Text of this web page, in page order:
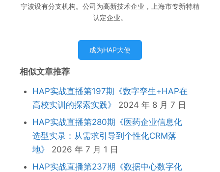
宁波设有分支机构。公司为高新技术企业，上海市专新特精
认定企业。
成为HAP大使
相似文章推荐
HAP实战直播第197期《数字孪生+HAP在
高校实训的探索实践》
2024 年 8 月 7 日
HAP实战直播第280期《医药企业信息化
选型实录：从需求引导到个性化CRM落
地》
2026 年 7 月 1 日
HAP实战直播第237期《数据中心数字化